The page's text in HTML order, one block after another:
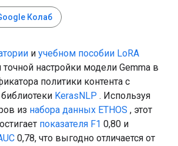
Колаб
и учебном пособии LoRA
точной настройки модели Gemma в
политики контента с
KerasNLP . Используя
из набора данных ETHOS , этот
показателя F1 0,80 и
0,78, что выгодно отличается от